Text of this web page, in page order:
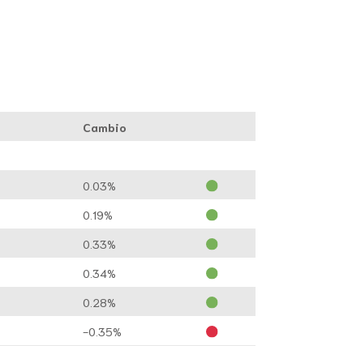
Cambio
0.03%
0.19%
0.33%
0.34%
0.28%
-0.35%